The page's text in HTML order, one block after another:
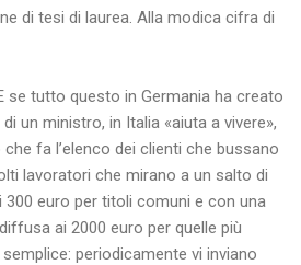
di tesi di laurea. Alla modica cifra di
se tutto questo in Germania ha creato
un ministro, in Italia «aiuta a vivere»,
fa l’elenco dei clienti che bussano
lavoratori che mirano a un salto di
300 euro per titoli comuni e con una
ai 2000 euro per quelle più
periodicamente vi inviano